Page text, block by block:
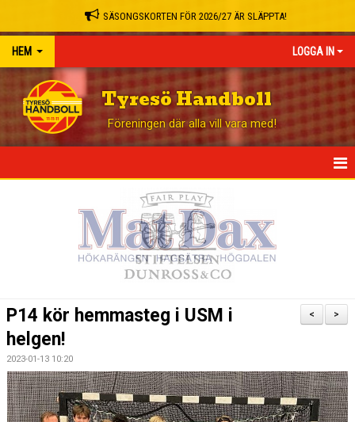
SÄSONGSKORTEN FÖR 2026/27 ÄR SLÄPPTA!
HEM LOGGA IN
Tyresö Handboll
Föreningen där alla vill vara med!
OM KLUBBEN
WEBBUTIK
>
<
P14 kör hemmasteg i USM i
helgen!
2023-01-13 10:20